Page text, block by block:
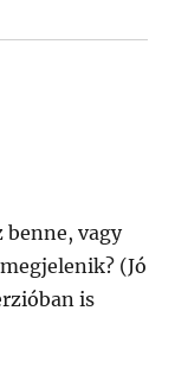
benne, vagy
(Jó
is